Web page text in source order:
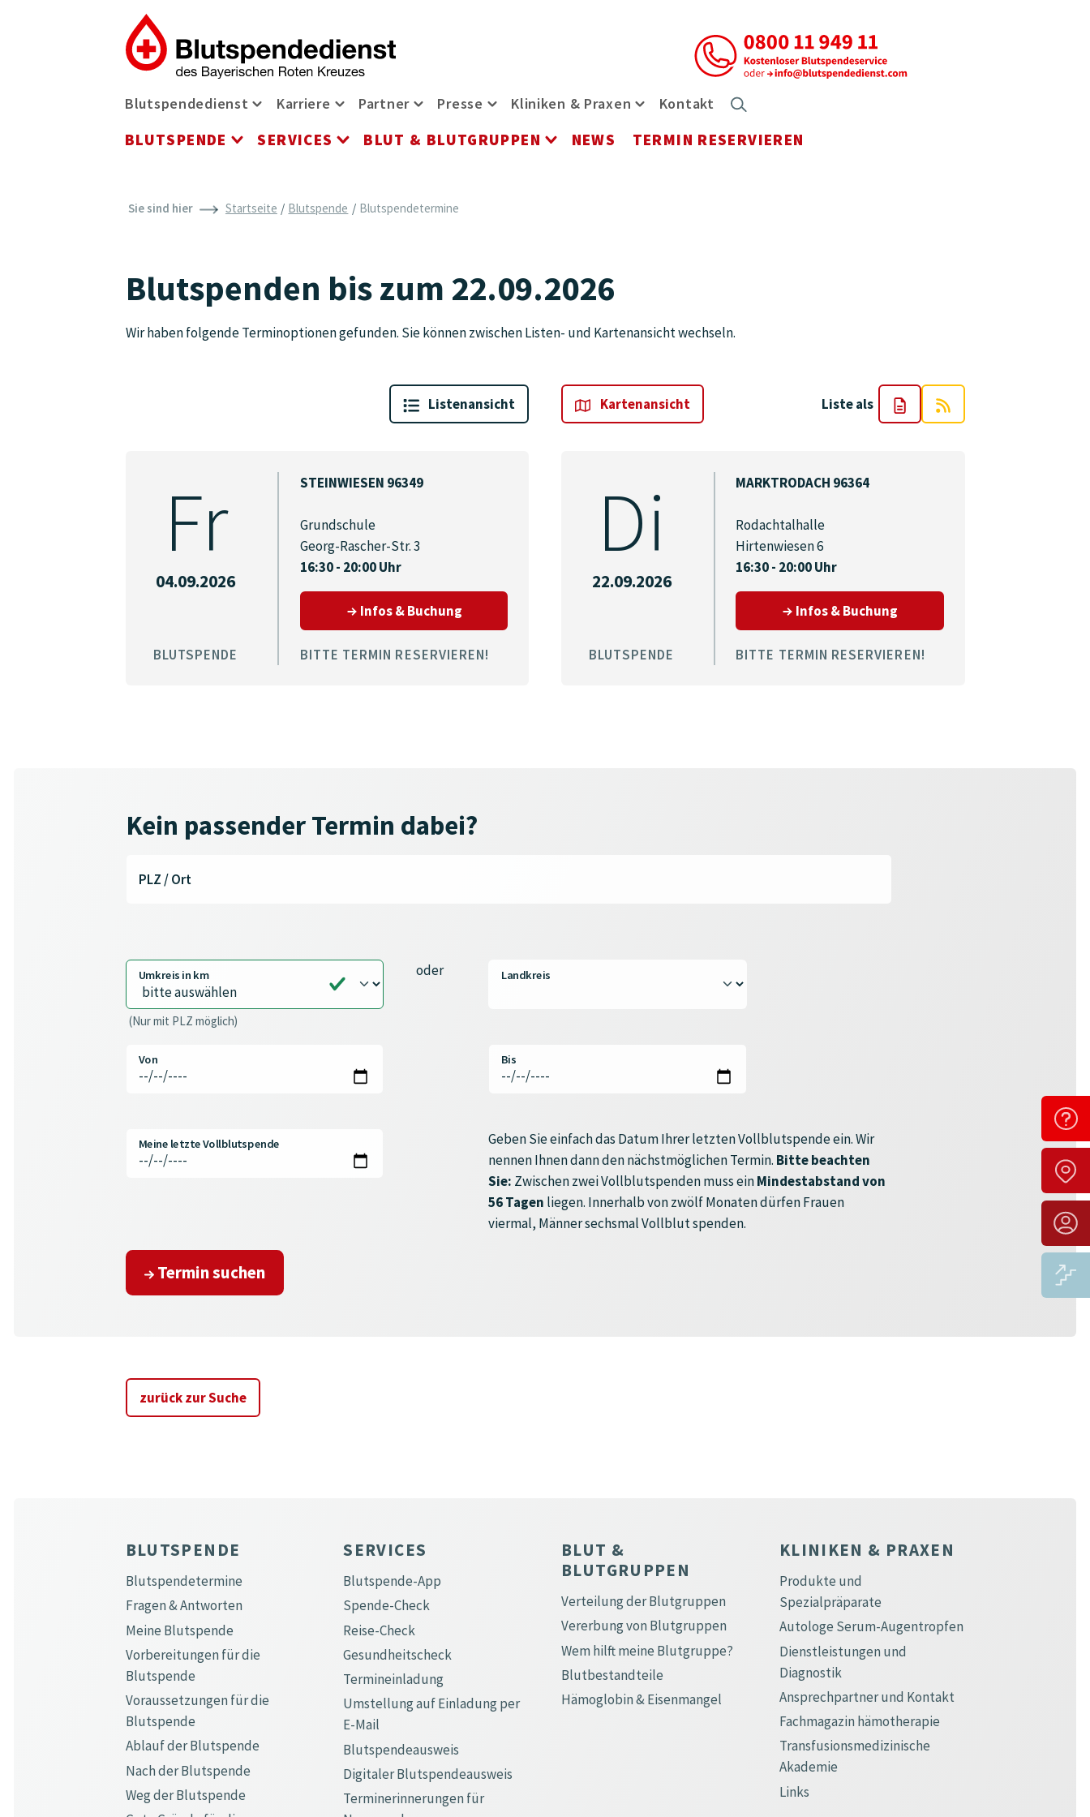
Zum Inhalt der Seite springen
Navigationsmenü
Blutspendedienst
Karriere
Partner
Presse
Kliniken & Praxen
Kontakt
BLUTSPENDE
SERVICES
BLUT & BLUTGRUPPEN
NEWS TERMIN RESERVIEREN
Sie sind hier Startseite Blutspende Blutspendetermine
Blutspenden bis zum 22.09.2026
Wir haben folgende Terminoptionen gefunden. Sie können zwischen Listen- und Kartenansicht wechseln.
Listenansicht Kartenansicht Liste als
Fr
04.09.2026
BLUTSPENDE
STEINWIESEN 96349
Grundschule
Georg-Rascher-Str. 3
16:30 - 20:00 Uhr
Infos & Buchungzum Termin am 04.09.2026 in STEINWIESEN 96349
BITTE TERMIN RESERVIEREN!
Di
22.09.2026
BLUTSPENDE
MARKTRODACH 96364
Rodachtalhalle
Hirtenwiesen 6
16:30 - 20:00 Uhr
Infos & Buchung
BITTE TERMIN RESERVIEREN!
Kein passender Termin dabei?
PLZ / Ort
Umkreis in km
(Nur mit PLZ möglich)
oder Landkreis
Von Bis
Meine letzte Vollblutspende
Geben Sie einfach das Datum Ihrer letzten Vollblutspende ein. Wir
nennen Ihnen dann den nächstmöglichen Termin. Bitte beachten
Sie: Zwischen zwei Vollblutspenden muss einMindestabstand von
56 Tagen liegen. Innerhalb von zwölf Monaten dürfen Frauen
viermal, Männer sechsmal Vollblut spenden.
Termin suchen
zurück zur Suche
BLUTSPENDE
Blutspendetermine
Fragen & Antworten
Meine Blutspende
Vorbereitungen für die
Blutspende
Voraussetzungen für die
Blutspende
Ablauf der Blutspende
Nach der Blutspende
Weg der Blutspende
SERVICES
Blutspende-App
Spende-Check
Reise-Check
Gesundheitscheck
Termineinladung
Umstellung auf Einladung per
E-Mail
Blutspendeausweis
Digitaler Blutspendeausweis
Terminerinnerungen für
BLUT &
BLUTGRUPPEN
Verteilung der Blutgruppen
Vererbung von Blutgruppen
Wem hilft meine Blutgruppe?
Blutbestandteile
Hämoglobin & Eisenmangel
KLINIKEN & PRAXEN
Produkte und
Spezialpräparate
Autologe Serum-Augentropfen
Dienstleistungen und
Diagnostik
Ansprechpartner und Kontakt
Fachmagazin hämotherapie
Transfusionsmedizinische
Akademie
Links